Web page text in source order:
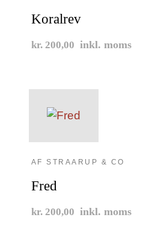
Koralrev
kr. 200,00 inkl. moms
AF STRAARUP & CO
Fred
kr. 200,00 inkl. moms